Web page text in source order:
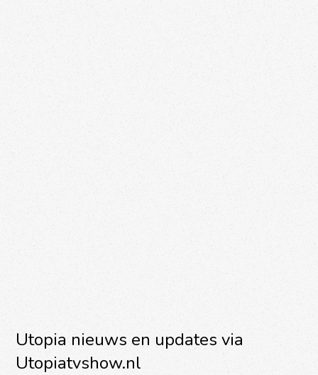
Utopia nieuws en updates via
Utopiatvshow.nl